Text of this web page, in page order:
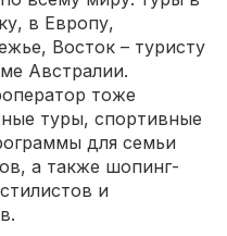
в Европу,
Восток – туристу
Австралии.
тоже
туры, спортивные
для семьи
а также шопинг-
и